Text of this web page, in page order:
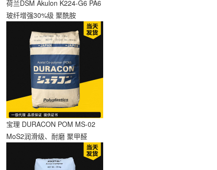
签
荷兰DSM Akulon K224-G6 PA6
玻纤增强30%级 聚酰胺
宝理 DURACON POM MS-02
MoS2润滑级、耐磨 聚甲醛